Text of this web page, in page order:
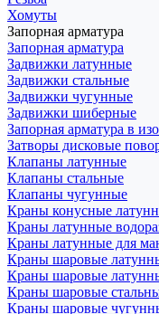
Хомуты
Запорная арматура
Запорная арматура
Задвижки латунные
Задвижки стальные
Задвижки чугунные
Задвижки шиберные
Запорная арматура в
Затворы дисковые
Клапаны латунные
Клапаны стальные
Клапаны чугунные
Краны конусные
Краны латунные
Краны латунные для
Краны шаровые
Краны шаровые
Краны шаровые
Краны шаровые